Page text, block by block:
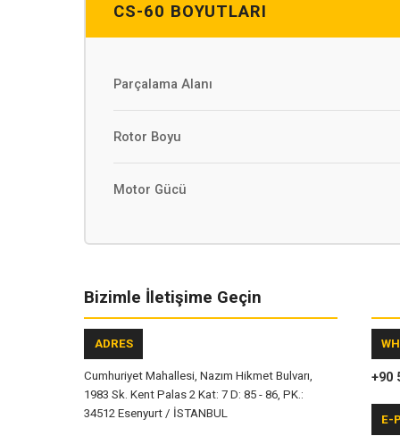
CS-60 BOYUTLARI
Parçalama Alanı
Rotor Boyu
Motor Gücü
Bizimle İletişime Geçin
ADRES
Cumhuriyet Mahallesi, Nazım Hikmet Bulvarı,
1983 Sk. Kent Palas 2 Kat: 7 D: 85 - 86, PK.:
34512 Esenyurt / İSTANBUL
+90
E-